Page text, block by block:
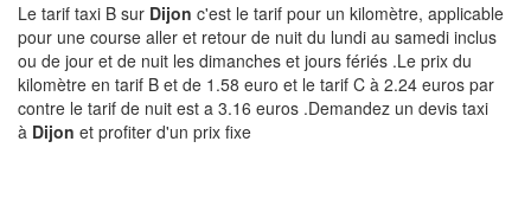
Le tarif taxi B sur Dijon c'est le tarif pour un kilomètre, applicable
pour une course aller et retour de nuit du lundi au samedi inclus
ou de jour et de nuit les dimanches et jours fériés .Le prix du
kilomètre en tarif B et de 1.58 euro et le tarif C à 2.24 euros par
contre le tarif de nuit est a 3.16 euros .Demandez un devis taxi
à Dijon et profiter d'un prix fixe